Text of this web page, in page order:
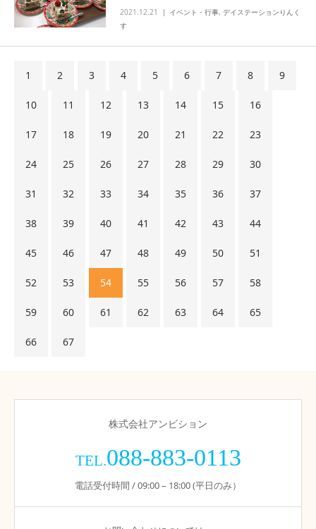
2021.12.21 イベント・行事, デイステーションりんく
す
1 2 3 4 5 6 7 8 9
10 11 12 13 14 15 16
17 18 19 20 21 22 23
24 25 26 27 28 29 30
31 32 33 34 35 36 37
38 39 40 41 42 43 44
45 46 47 48 49 50 51
52 53 54 55 56 57 58
59 60 61 62 63 64 65
66 67
株式会社アンビション
TEL.088-883-0113
電話受付時間 / 09:00 – 18:00 (平日のみ）